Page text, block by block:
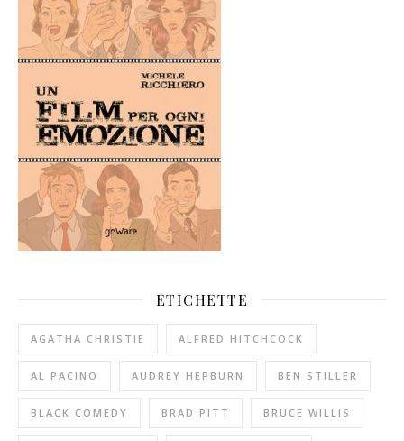
ETICHETTE
AGATHA CHRISTIE ALFRED HITCHCOCK
AL PACINO AUDREY HEPBURN BEN STILLER
BLACK COMEDY BRAD PITT BRUCE WILLIS